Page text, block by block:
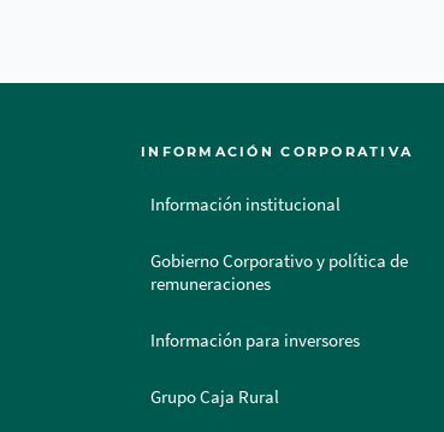
INFORMACIÓN CORPORATIVA
Información institucional
Gobierno Corporativo y política de
remuneraciones
Información para inversores
Grupo Caja Rural